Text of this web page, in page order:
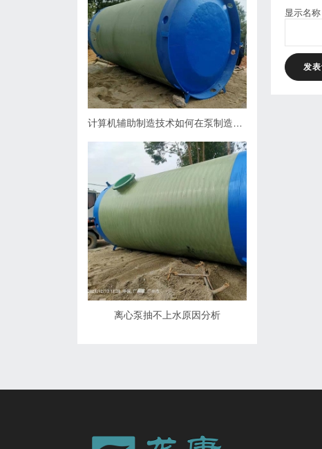
显示名称
离心泵抽不上水原因分析